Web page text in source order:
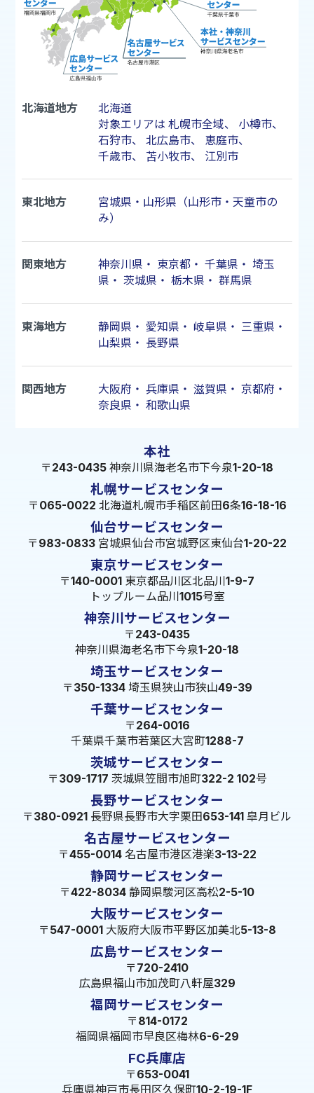
北海道地方
北海道
対象エリアは 札幌市全域、 小樽市、
石狩市、 北広島市、 恵庭市、
千歳市、 苫小牧市、 江別市
東北地方
宮城県・山形県（山形市・天童市の
み）
関東地方 神奈川県 ・ 東京都・ 千葉県 ・ 埼玉
県 ・ 茨城県 ・ 栃木県 ・ 群馬県
東海地方 静岡県 ・ 愛知県 ・ 岐阜県 ・ 三重県 ・
山梨県 ・ 長野県
関西地方 大阪府 ・ 兵庫県 ・ 滋賀県 ・ 京都府 ・
奈良県 ・ 和歌山県
本社
〒243-0435 神奈川県海老名市下今泉1-20-18
札幌サービスセンター
〒065-0022 北海道札幌市手稲区前田6条16-18-16
仙台サービスセンター
〒983-0833 宮城県仙台市宮城野区東仙台1-20-22
東京サービスセンター
〒140-0001 東京都品川区北品川1-9-7
トップルーム品川1015号室
神奈川サービスセンター
〒243-0435
神奈川県海老名市下今泉1-20-18
埼玉サービスセンター
〒350-1334 埼玉県狭山市狭山49-39
千葉サービスセンター
〒264-0016
千葉県千葉市若葉区大宮町1288-7
茨城サービスセンター
〒309-1717 茨城県笠間市旭町322-2 102号
長野サービスセンター
〒380-0921 長野県長野市大字栗田653-141 皐月ビル
名古屋サービスセンター
〒455-0014 名古屋市港区港楽3-13-22
静岡サービスセンター
〒422-8034 静岡県駿河区高松2-5-10
大阪サービスセンター
〒547-0001 大阪府大阪市平野区加美北5-13-8
広島サービスセンター
〒720-2410
広島県福山市加茂町八軒屋329
福岡サービスセンター
〒814-0172
福岡県福岡市早良区梅林6-6-29
FC兵庫店
〒653-0041
兵庫県神戸市長田区久保町10-2-19-1F